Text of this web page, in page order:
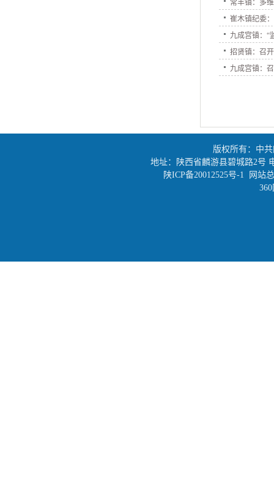
常丰镇：多
崔木镇纪委
九成宫镇：“
招贤镇：召
九成宫镇：
版权所有：中
地址：陕西省麟游县碧城路2号
陕ICP备20012525号-1 网站